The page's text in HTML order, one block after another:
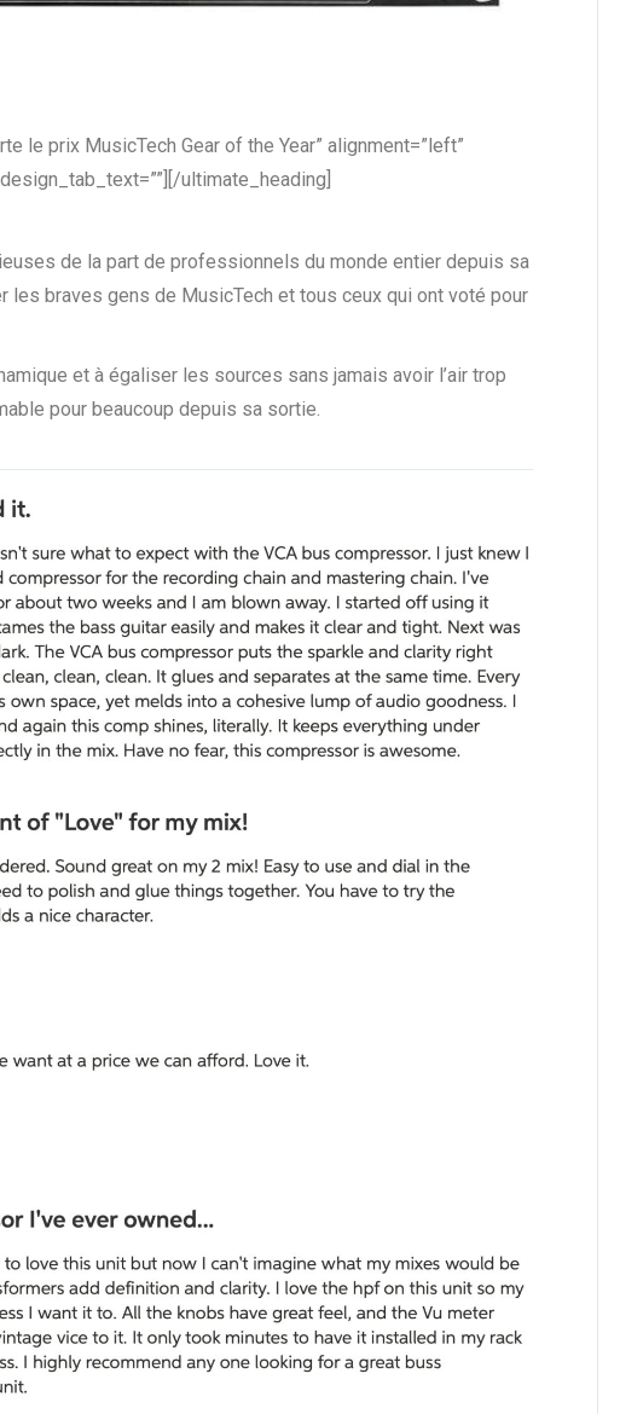
le prix MusicTech Gear of the Year” alignment=”left”
ultimate_heading]
de la part de professionnels du monde entier depuis sa
braves gens de MusicTech et tous ceux qui ont voté pour
et à égaliser les sources sans jamais avoir l’air trop
pour beaucoup depuis sa sortie.